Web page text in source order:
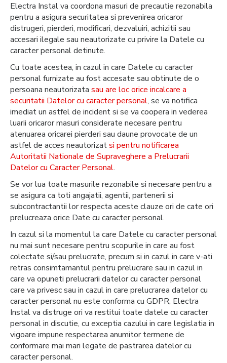
Electra Instal va coordona masuri de precautie rezonabila
pentru a asigura securitatea si prevenirea oricaror
distrugeri, pierderi, modificari, dezvaluiri, achizitii sau
accesari ilegale sau neautorizate cu privire la Datele cu
caracter personal detinute.
Cu toate acestea, in cazul in care Datele cu caracter
personal furnizate au fost accesate sau obtinute de o
persoana neautorizata sau are loc orice incalcare a
securitatii Datelor cu caracter personal, se va notifica
imediat un astfel de incident si se va coopera in vederea
luarii oricaror masuri considerate necesare pentru
atenuarea oricarei pierderi sau daune provocate de un
astfel de acces neautorizatsi pentru notificarea
Autoritatii Nationale de Supraveghere a Prelucrarii
Datelor cu Caracter Personal.
Se vor lua toate masurile rezonabile si necesare pentru a
se asigura ca toti angajatii, agentii, partenerii si
subcontractantii lor respecta aceste clauze ori de cate ori
prelucreaza orice Date cu caracter personal.
In cazul si la momentul la care Datele cu caracter personal
nu mai sunt necesare pentru scopurile in care au fost
colectate si/sau prelucrate, precum si in cazul in care v-ati
retras consimtamantul pentru prelucrare sau in cazul in
care va opuneti prelucrarii datelor cu caracter personal
care va privesc sau in cazul in care prelucrarea datelor cu
caracter personal nu este conforma cu GDPR, Electra
Instal va distruge ori va restitui toate datele cu caracter
personal in discutie, cu exceptia cazului in care legislatia in
vigoare impune respectarea anumitor termene de
conformare mai mari legate de pastrarea datelor cu
caracter personal.